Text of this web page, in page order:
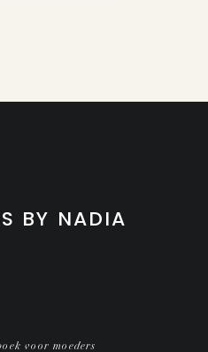
BY NADIA
voor moeders